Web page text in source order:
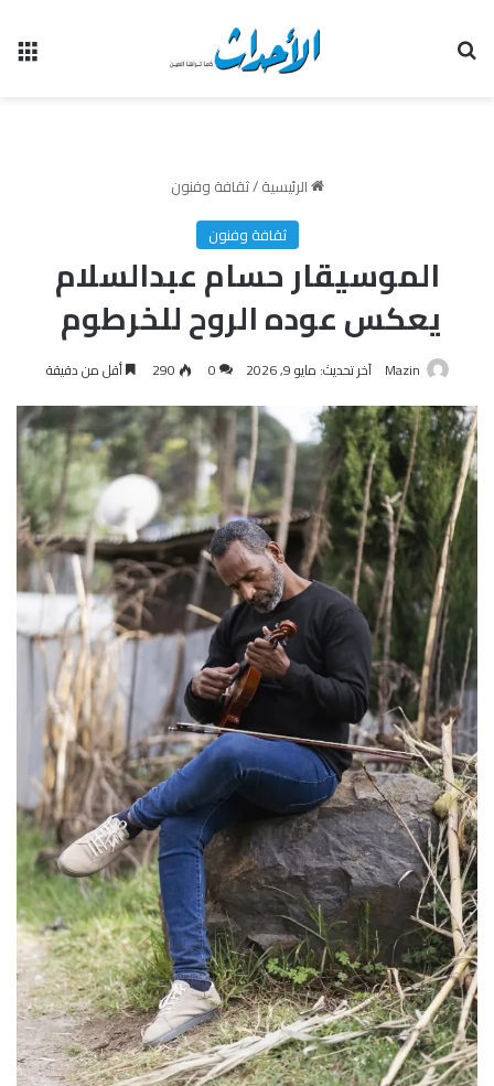
الرئيسية/ثقافة وفنون
ثقافة وفنون
الموسيقار حسام عبدالسلام
يعكس عوده الروح للخرطوم
Mazin آخر تحديث: مايو 9, 2026 0
290 أقل من دقيقة